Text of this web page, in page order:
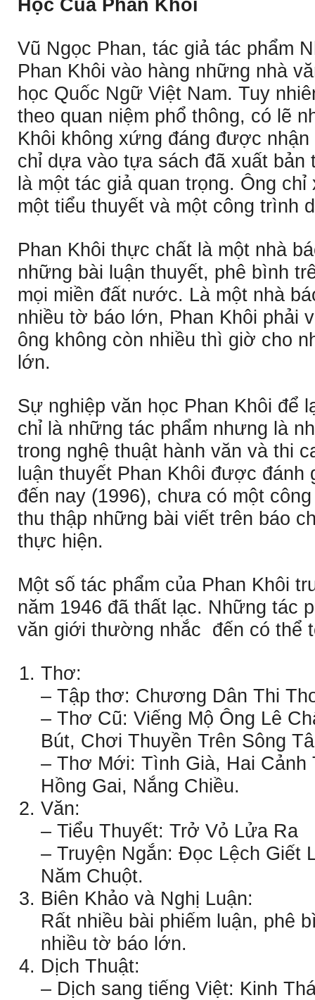
Học Của Phan Khôi
Vũ Ngọc Phan, tác giả tác phẩm
Phan Khôi vào hàng những nhà
học Quốc Ngữ Việt Nam. Tuy
theo quan niệm phổ thông, có lẽ
Khôi không xứng đáng được
chỉ dựa vào tựa sách đã xuất bản
là một tác giả quan trọng. Ông
một tiểu thuyết và một công trình
Phan Khôi thực chất là một nhà
những bài luận thuyết, phê bình
mọi miền đất nước. Là một nhà
nhiều tờ báo lớn, Phan Khôi phải
ông không còn nhiều thì giờ cho
lớn.
Sự nghiệp văn học Phan Khôi để
chỉ là những tác phẩm nhưng là
trong nghệ thuật hành văn và thi
luận thuyết Phan Khôi được đánh
đến nay (1996), chưa có một
thu thập những bài viết trên báo
thực hiện.
Một số tác phẩm của Phan Khôi
năm 1946 đã thất lạc. Những tác
văn giới thường nhắc đến có thể
Thơ:
– Tập thơ: Chương Dân Thi
– Thơ Cũ: Viếng Mộ Ông Lê
Bút, Chơi Thuyền Trên Sông
– Thơ Mới: Tình Già, Hai Cảnh
Hồng Gai, Nắng Chiều.
Văn:
– Tiểu Thuyết: Trở Vỏ Lửa Ra
– Truyện Ngắn: Ðọc Lệch Giết
Năm Chuột.
Biên Khảo và Nghị Luận:
Rất nhiều bài phiếm luận, phê
nhiều tờ báo lớn.
Dịch Thuật:
– Dịch sang tiếng Việt: Kinh